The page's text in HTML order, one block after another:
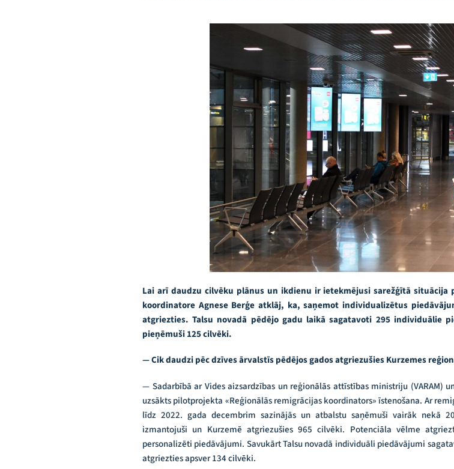
Lai arī daudzu cilvēku plānus un ikdienu ir ietekmējusi sarežģītā situācija
koordinatore Agnese Berģe atklāj, ka, saņemot individualizētus
atgriezties. Talsu novadā pēdējo gadu laikā sagatavoti 295 individuālie
pieņēmuši 125 cilvēki.
— Cik daudzi pēc dzīves ārvalstīs pēdējos gados atgriezušies Kurzemes
— Sadarbībā ar Vides aizsardzības un reģionālās attīstības ministriju (VARAM)
uzsākts pilotprojekta «Reģionālās remigrācijas koordinators» īstenošana. Ar
līdz 2022. gada decembrim sazinājās un atbalstu saņēmuši vairāk nekā
izmantojuši un Kurzemē atgriezušies 965 cilvēki. Potenciāla vēlme
personalizēti piedāvājumi. Savukārt Talsu novadā individuāli piedāvājumi
atgriezties apsver 134 cilvēki.